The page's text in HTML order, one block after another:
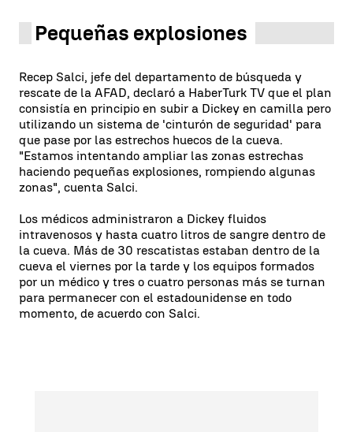
Pequeñas explosiones
Recep Salci, jefe del departamento de búsqueda y
rescate de la AFAD, declaró a HaberTurk TV que el plan
consistía en principio en subir a Dickey en camilla pero
utilizando un sistema de 'cinturón de seguridad' para
que pase por las estrechos huecos de la cueva.
"Estamos intentando ampliar las zonas estrechas
haciendo pequeñas explosiones, rompiendo algunas
zonas", cuenta Salci.
Los médicos administraron a Dickey fluidos
intravenosos y hasta cuatro litros de sangre dentro de
la cueva. Más de 30 rescatistas estaban dentro de la
cueva el viernes por la tarde y los equipos formados
por un médico y tres o cuatro personas más se turnan
para permanecer con el estadounidense en todo
momento, de acuerdo con Salci.